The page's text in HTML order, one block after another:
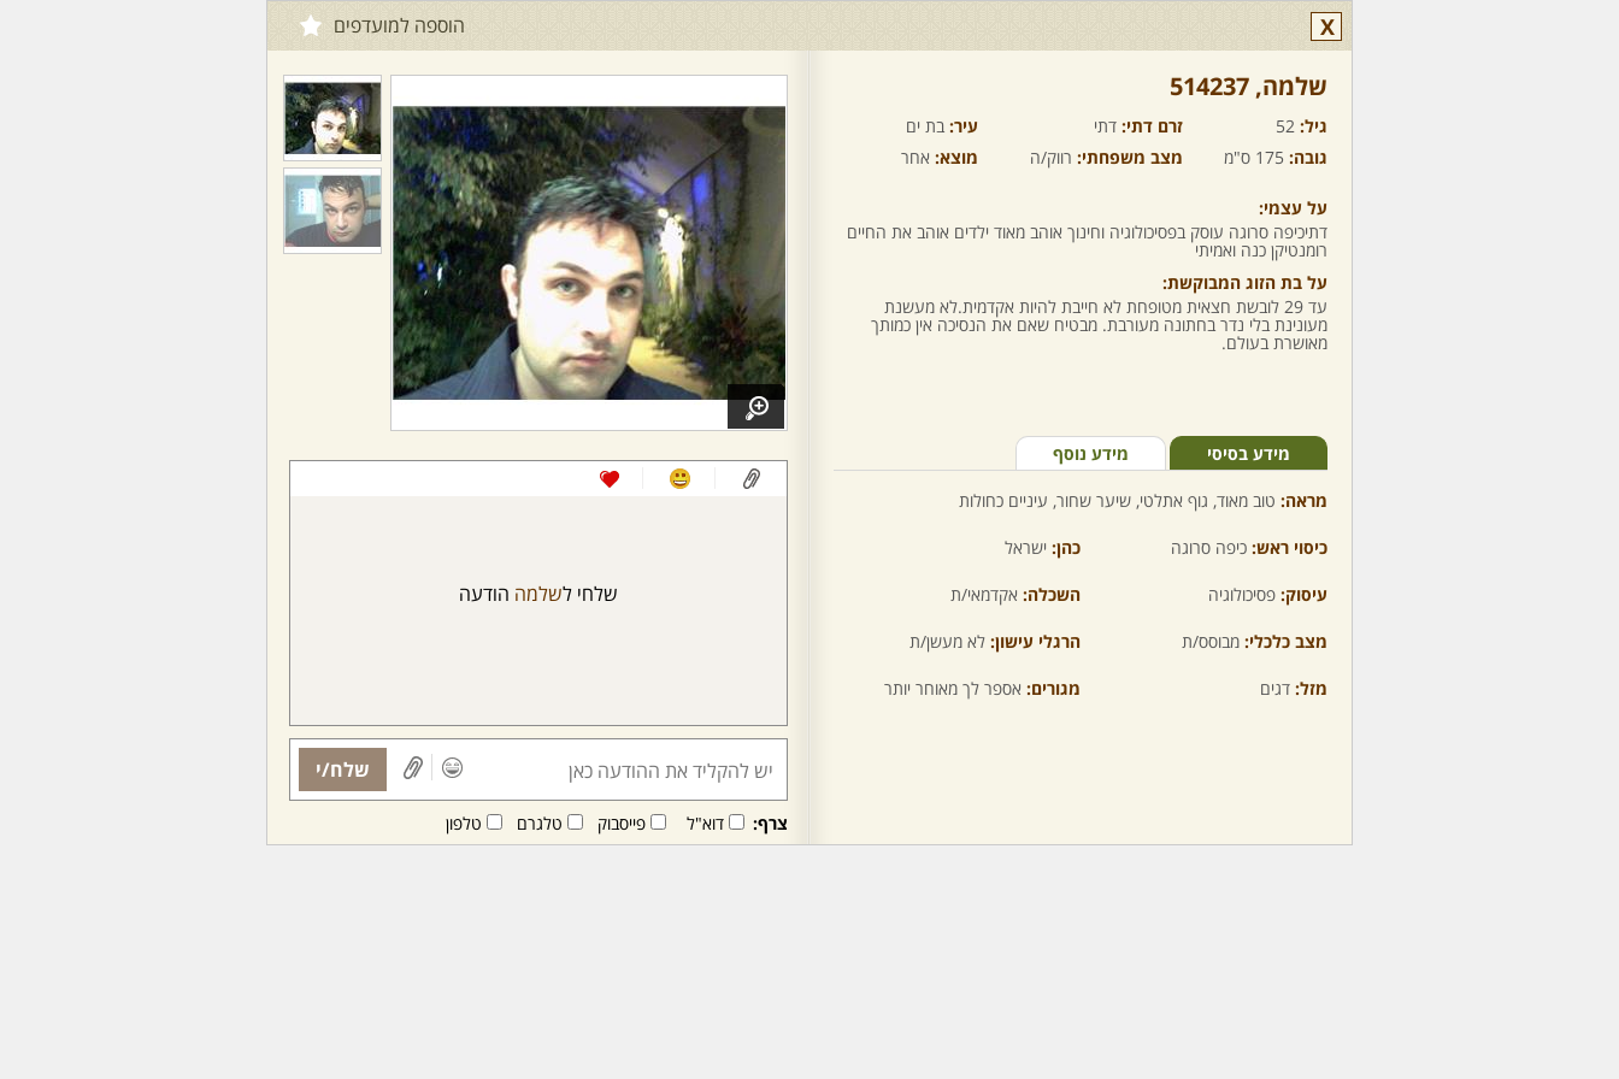
X הוספה למועדפים
שלמה,‏ 514237
גיל: 52 זרם דתי: דתי עיר: בת ים
גובה: 175 ס"מ מצב משפחתי: רווק/ה מוצא: אחר
על עצמי:
דתיכיפה סרוגה עוסק בפסיכולוגיה וחינוך אוהב מאוד ילדים אוהב את החיים
רומנטיקן כנה ואמיתי
על בת הזוג המבוקשת:
עד 29 לובשת חצאית מטופחת לא חייבת להיות אקדמית.לא מעשנת
מעונינת בלי נדר בחתונה מעורבת. מבטיח שאם את הנסיכה אין כמותך
מאושרת בעולם.
מידע בסיסי מידע נוסף
מראה: טוב מאוד, גוף אתלטי, שיער שחור, עיניים כחולות
כיסוי ראש: כיפה סרוגה כהן: ישראל
עיסוק: פסיכולוגיה השכלה: אקדמאי/ת
מצב כלכלי: מבוסס/ת הרגלי עישון: לא מעשן/ת
מזל: דגים מגורים: אספר לך מאוחר יותר
שלחי לשלמה הודעה
שלח/י
צרף: דוא"ל פייסבוק טלגרם טלפון